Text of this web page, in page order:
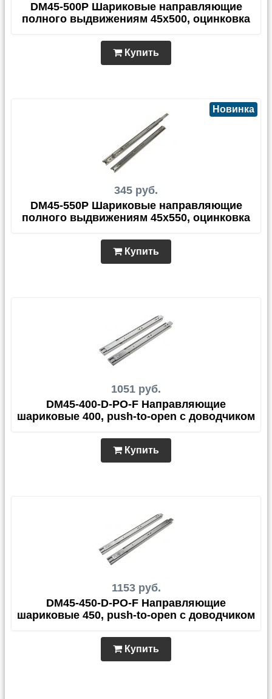
DM45-500P Шариковые направляющие
полного выдвижениям 45х500, оцинковка
Купить
345 руб.
Новинка
DM45-550P Шариковые направляющие
полного выдвижениям 45х550, оцинковка
Купить
1051 руб.
DM45-400-D-PO-F Направляющие
шариковые 400, push-to-open с доводчиком
Купить
1153 руб.
DM45-450-D-PO-F Направляющие
шариковые 450, push-to-open с доводчиком
Купить